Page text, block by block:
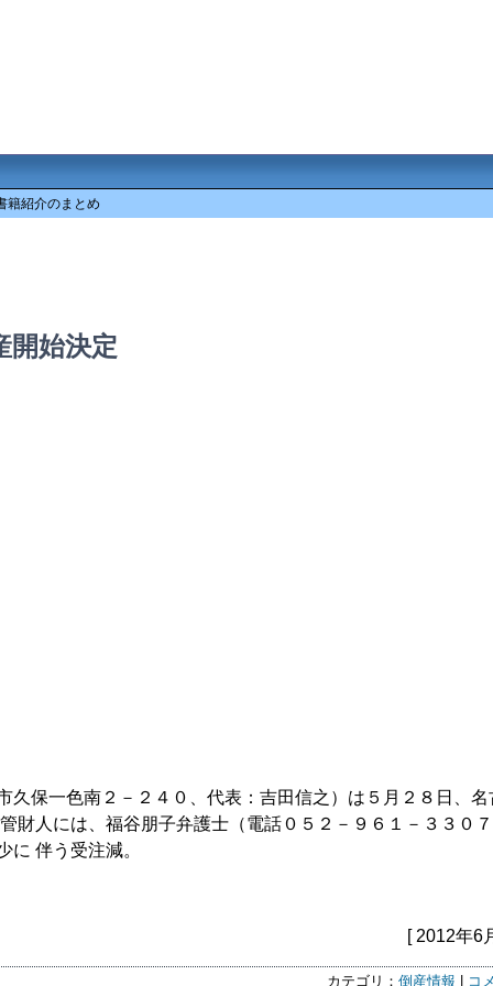
籍紹介のまとめ
開始決定
保一色南２－２４０、代表：吉田信之）は５月２８日、名
財人には、福谷朋子弁護士（電話０５２－９６１－３３０
伴う受注減。
[ 2012年6
カテゴリ： 倒産情報 コ